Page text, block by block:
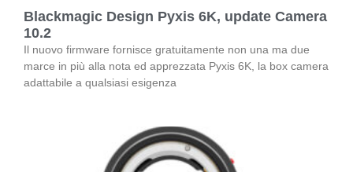
Blackmagic Design Pyxis 6K, update Camera
10.2
Il nuovo firmware fornisce gratuitamente non una ma due
marce in più alla nota ed apprezzata Pyxis 6K, la box camera
adattabile a qualsiasi esigenza